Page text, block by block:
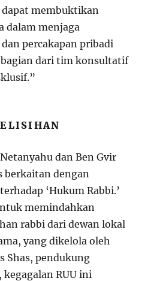
membuktikan
dalam menjaga
percakapan pribadi
dari tim konsultatif
dan Ben Gvir
dengan
‘Hukum Rabbi.’
memindahkan
rabbi dari dewan lokal
yang dikelola oleh
Shas, pendukung
RUU ini